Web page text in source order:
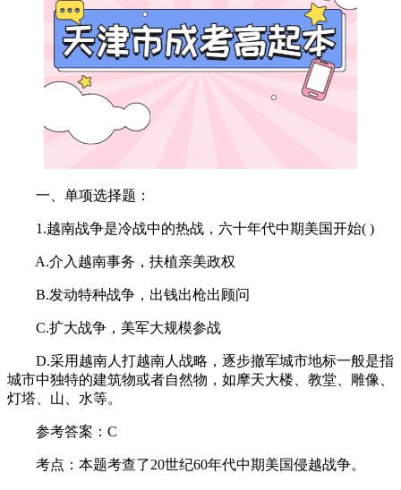
一、单项选择题：
1.越南战争是冷战中的热战，六十年代中期美国开始( )
A.介入越南事务，扶植亲美政权
B.发动特种战争，出钱出枪出顾问
C.扩大战争，美军大规模参战
D.采用越南人打越南人战略，逐步撤军城市地标一般是指
城市中独特的建筑物或者自然物，如摩天大楼、教堂、雕像、
灯塔、山、水等。
参考答案：C
考点：本题考查了20世纪60年代中期美国侵越战争。